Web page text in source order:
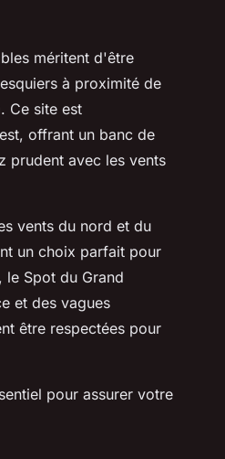
méritent d'être
à proximité de
Ce site est
offrant un banc de
prudent avec les vents
vents du nord et du
un choix parfait pour
le Spot du Grand
et des vagues
être respectées pour
pour assurer votre